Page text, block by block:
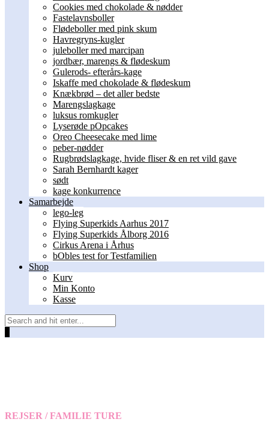
Cookies med chokolade & nødder
Fastelavnsboller
Flødeboller med pink skum
Havregryns-kugler
juleboller med marcipan
jordbær, marengs & flødeskum
Gulerods- efterårs-kage
Iskaffe med chokolade & flødeskum
Knækbrød – det aller bedste
Marengslagkage
luksus romkugler
Lyserøde pOpcakes
Oreo Cheesecake med lime
peber-nødder
Rugbrødslagkage, hvide fliser & en ret vild gave
Sarah Bernhardt kager
sødt
kage konkurrence
Samarbejde
lego-leg
Flying Superkids Aarhus 2017
Flying Superkids Ålborg 2016
Cirkus Arena i Århus
bObles test for Testfamilien
Shop
Kurv
Min Konto
Kasse
REJSER / FAMILIE TURE